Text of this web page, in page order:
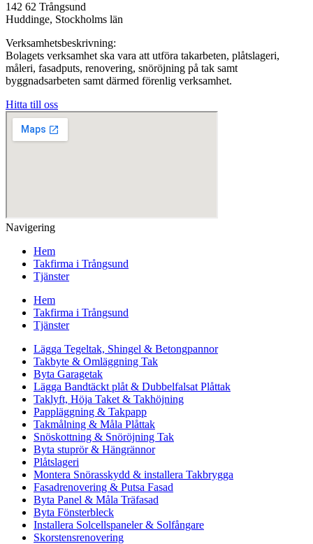
142 62 Trångsund
Huddinge, Stockholms län
Verksamhetsbeskrivning:
Bolagets verksamhet ska vara att utföra takarbeten, plåtslageri,
måleri, fasadputs, renovering, snöröjning på tak samt
byggnadsarbeten samt därmed förenlig verksamhet.
Hitta till oss
Navigering
Hem
Takfirma i Trångsund
Tjänster
Hem
Takfirma i Trångsund
Tjänster
Lägga Tegeltak, Shingel & Betongpannor
Takbyte & Omläggning Tak
Byta Garagetak
Lägga Bandtäckt plåt & Dubbelfalsat Plåttak
Taklyft, Höja Taket & Takhöjning
Pappläggning & Takpapp
Takmålning & Måla Plåttak
Snöskottning & Snöröjning Tak
Byta stuprör & Hängrännor
Plåtslageri
Montera Snörasskydd & installera Takbrygga
Fasadrenovering & Putsa Fasad
Byta Panel & Måla Träfasad
Byta Fönsterbleck
Installera Solcellspaneler & Solfångare
Skorstensrenovering